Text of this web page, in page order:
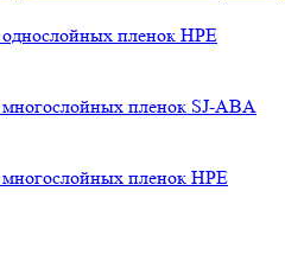
пленок HPE
многослойных пленок SJ-ABA
многослойных пленок HPE